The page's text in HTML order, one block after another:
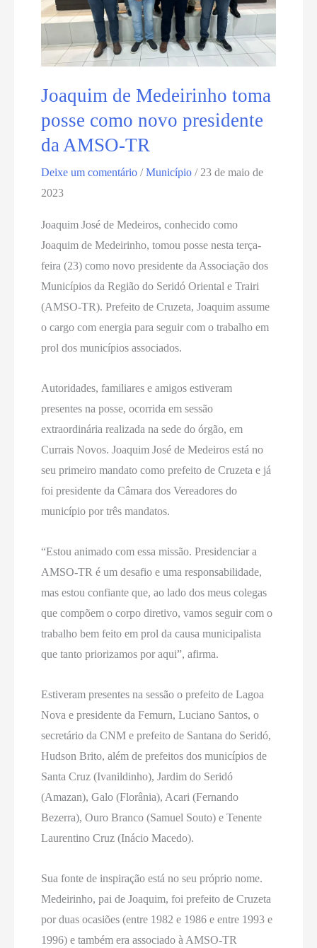
Joaquim de Medeirinho toma
posse como novo presidente
da AMSO-TR
Deixe um comentário /Município / 23 de maio de
2023
Joaquim José de Medeiros, conhecido como
Joaquim de Medeirinho, tomou posse nesta terça-
feira (23) como novo presidente da Associação dos
Municípios da Região do Seridó Oriental e Trairi
(AMSO-TR). Prefeito de Cruzeta, Joaquim assume
o cargo com energia para seguir com o trabalho em
prol dos municípios associados.
Autoridades, familiares e amigos estiveram
presentes na posse, ocorrida em sessão
extraordinária realizada na sede do órgão, em
Currais Novos. Joaquim José de Medeiros está no
seu primeiro mandato como prefeito de Cruzeta e já
foi presidente da Câmara dos Vereadores do
município por três mandatos.
“Estou animado com essa missão. Presidenciar a
AMSO-TR é um desafio e uma responsabilidade,
mas estou confiante que, ao lado dos meus colegas
que compõem o corpo diretivo, vamos seguir com o
trabalho bem feito em prol da causa municipalista
que tanto priorizamos por aqui”, afirma.
Estiveram presentes na sessão o prefeito de Lagoa
Nova e presidente da Femurn, Luciano Santos, o
secretário da CNM e prefeito de Santana do Seridó,
Hudson Brito, além de prefeitos dos municípios de
Santa Cruz (Ivanildinho), Jardim do Seridó
(Amazan), Galo (Florânia), Acari (Fernando
Bezerra), Ouro Branco (Samuel Souto) e Tenente
Laurentino Cruz (Inácio Macedo).
Sua fonte de inspiração está no seu próprio nome.
Medeirinho, pai de Joaquim, foi prefeito de Cruzeta
por duas ocasiões (entre 1982 e 1986 e entre 1993 e
1996) e também era associado à AMSO-TR